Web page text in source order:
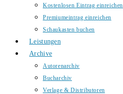
Kostenlosen Eintrag einreichen
Premiumeintrag einreichen
Schaukasten buchen
Leistungen
Archive
Autorenarchiv
Bucharchiv
Verlage & Distributoren